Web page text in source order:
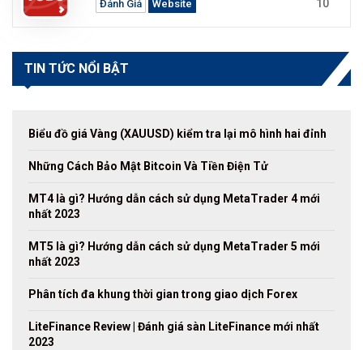
Đánh Giá Website 10
TIN TỨC NỔI BẬT
Biểu đồ giá Vàng (XAUUSD) kiểm tra lại mô hình hai đỉnh
Những Cách Bảo Mật Bitcoin Và Tiền Điện Tử
MT4 là gì? Hướng dẫn cách sử dụng MetaTrader 4 mới
nhất 2023
MT5 là gì? Hướng dẫn cách sử dụng MetaTrader 5 mới
nhất 2023
Phân tích đa khung thời gian trong giao dịch Forex
LiteFinance Review | Đánh giá sàn LiteFinance mới nhất
2023